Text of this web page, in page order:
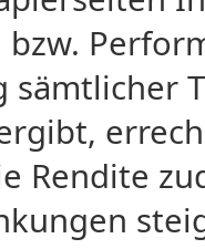
sämtlicher
Rendite